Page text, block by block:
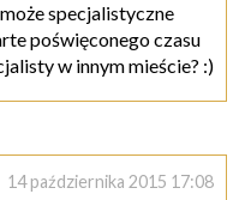
specjalistyczne
poświęconego czasu
w innym mieście? :)
14 października 2015 17:08